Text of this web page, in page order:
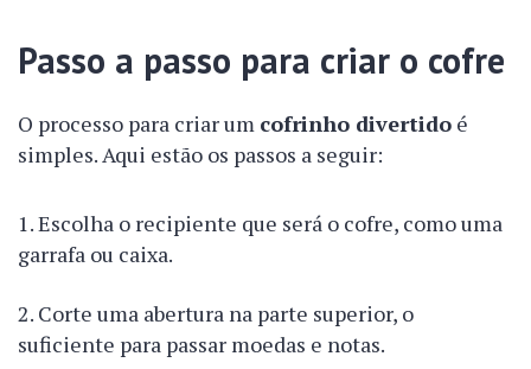
Passo a passo para criar o cofre
O processo para criar um cofrinho divertido é
simples. Aqui estão os passos a seguir:
Escolha o recipiente que será o cofre, como uma
garrafa ou caixa.
Corte uma abertura na parte superior, o
suficiente para passar moedas e notas.